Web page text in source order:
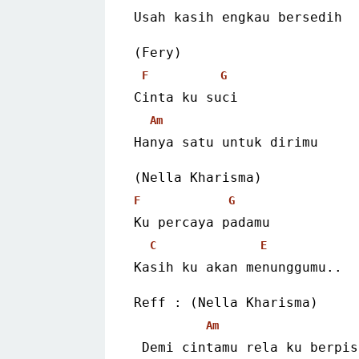
Usah kasih engkau bersedih
(Fery)
F G
Cinta ku suci
Am
Hanya satu untuk dirimu
(Nella Kharisma)
F G
Ku percaya padamu
C E
Kasih ku akan menunggumu..
Reff : (Nella Kharisma)
Am
Demi cintamu rela ku